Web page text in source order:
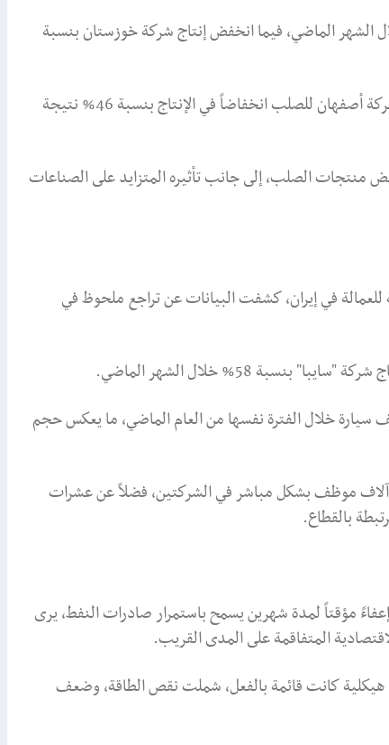
الأخيرة تراجع إنتاج شركة مباركة بنسبة 67% خلال الشهر الماضي، فيما انخفض إنتاج شركة خوزستان بنسبة
ولم تسلم الشركات الأخرى من التأثيرات غير المباشرة، إذ سجلت شركة أصفهان للصلب انخفاضاً في الإنتاج بنسبة 46% نتيجة
منتجات الصلب، إلى جانب تأثيره المتزايد على الصناعات
في إيران، كشفت البيانات عن تراجع ملحوظ في
إنتاج الشركتين نحو 57 ألف سيارة فقط، مقارنة بـ82 ألف سيارة خلال الفترة نفسها من العام الماضي، ما يعكس حجم
وتتجاوز تداعيات هذا التراجع حدود الإنتاج، إذ يعمل أكثر من 110 آلاف موظف بشكل مباشر في الشركتين، فضلاً عن عشرات
بالقطاع.
المتحدة في 22 يونيو/حزيران 2026 منح إيران إعفاءً مؤقتاً لمدة شهرين يسمح باستمرار صادرات النفط، يرى
المتفاقمة على المدى القريب.
هيكلية كانت قائمة بالفعل، شملت نقص الطاقة، وضعف